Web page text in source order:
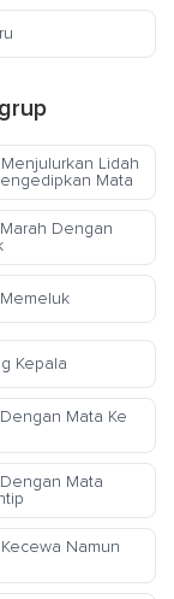
grup
Lidah
Mata
Dengan
Kepala
Mata Ke
Mata
Namun